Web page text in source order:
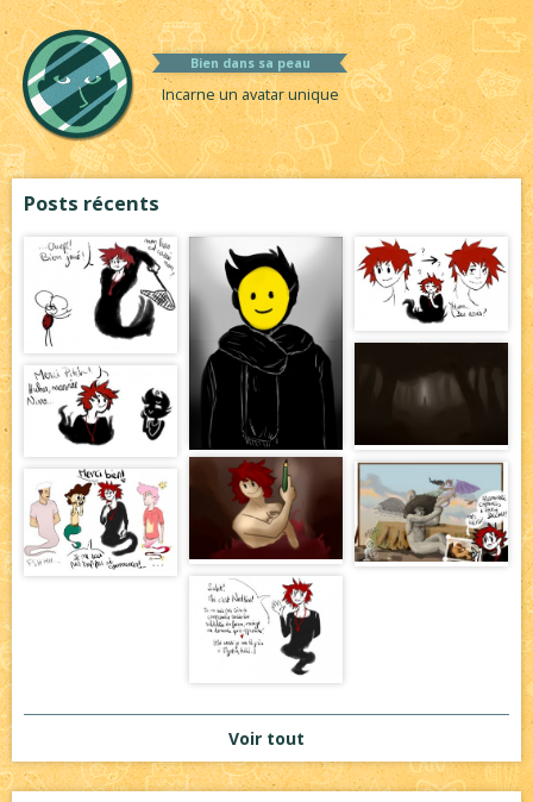
Bien dans sa peau
Incarne un avatar unique
Posts récents
Voir tout